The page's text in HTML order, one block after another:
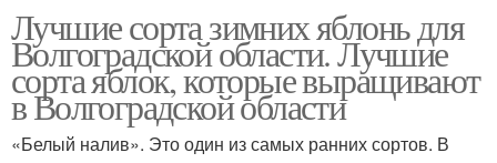
Лучшие сорта зимних яблонь для
Волгоградской области. Лучшие
сорта яблок, которые выращивают
в Волгоградской области
«Белый налив». Это один из самых ранних сортов. В